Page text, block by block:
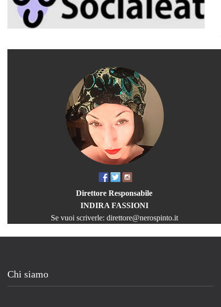
Direttore Responsabile
INDIRA FASSIONI
Se vuoi scriverle: direttore@nerospinto.it
Chi siamo